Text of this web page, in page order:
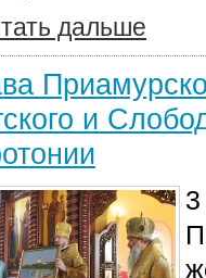
дальше
и